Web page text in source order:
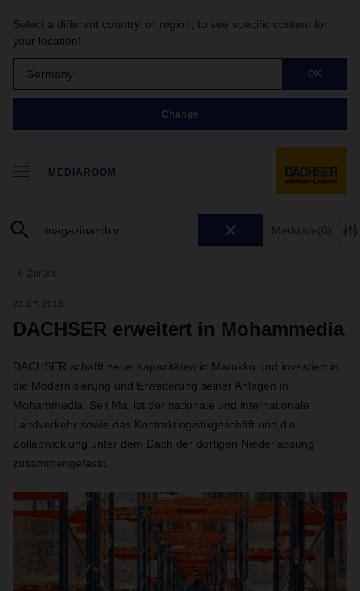
Select a different country, or region, to see specific content for
your location!
Germany OK
Change
MEDIAROOM
Merkliste(0)
Zurück
23.07.2018
DACHSER erweitert in Mohammedia
DACHSER schafft neue Kapazitäten in Marokko und investiert in
die Modernisierung und Erweiterung seiner Anlagen in
Mohammedia. Seit Mai ist der nationale und internationale
Landverkehr sowie das Kontraktlogistikgeschäft und die
Zollabwicklung unter dem Dach der dortigen Niederlassung
zusammengefasst.